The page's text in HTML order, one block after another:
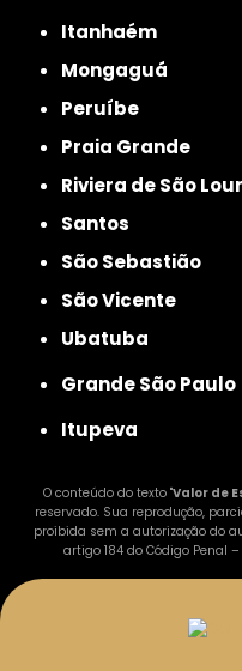
Itanhaém
Mongaguá
Peruíbe
Praia Grande
Riviera de São
Santos
São Sebastião
São Vicente
Ubatuba
Grande São Paulo
Itupeva
O conteúdo do texto "Valor de
reservado. Sua reprodução,
proibida sem a autorização do
artigo 184 do Código Penal –